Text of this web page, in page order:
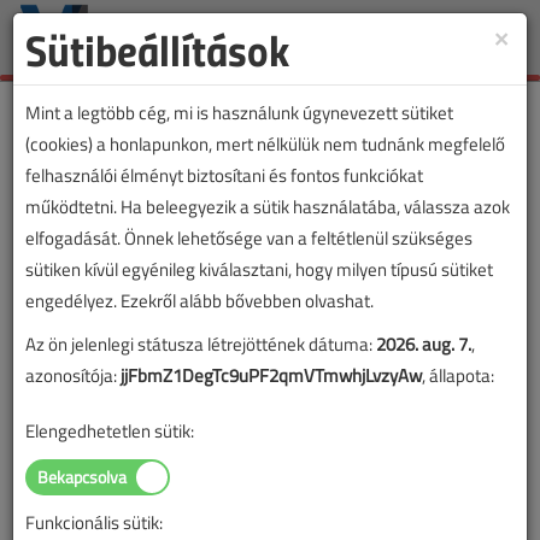
Toggle
×
Sütibeállítások
Mint a legtöbb cég, mi is használunk úgynevezett sütiket
(cookies) a honlapunkon, mert nélkülük nem tudnánk megfelelő
felhasználói élményt biztosítani és fontos funkciókat
működtetni. Ha beleegyezik a sütik használatába, válassza azok
elfogadását. Önnek lehetősége van a feltétlenül szükséges
sütiken kívül egyénileg kiválasztani, hogy milyen típusú sütiket
engedélyez. Ezekről alább bővebben olvashat.
Az ön jelenlegi státusza létrejöttének dátuma:2026. aug. 7.,
azonosítója:jjFbmZ1DegTc9uPF2qmVTmwhjLvzyAw, állapota:
Elengedhetetlen sütik:
Funkcionális sütik: